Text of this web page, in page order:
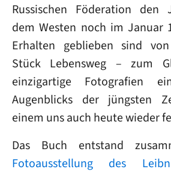
Russischen Föderation den
dem Westen noch im Januar
Erhalten geblieben sind
Stück Lebensweg – zum
einzigartige Fotografien
Augenblicks der jüngsten
einem uns auch heute wieder
Das Buch entstand
Fotoausstellung des